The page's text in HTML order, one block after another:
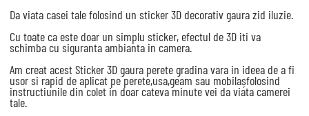
Da viata casei tale folosind un sticker 3D decorativ gaura zid iluzie.
Cu toate ca este doar un simplu sticker, efectul de 3D iti va
schimba cu siguranta ambianta in camera.
Am creat acest Sticker 3D gaura perete gradina vara in ideea de a fi
usor si rapid de aplicat pe perete,usa,geam sau mobilașfolosind
instructiunile din colet in doar cateva minute vei da viata camerei
tale.